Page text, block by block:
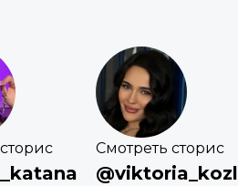
Смотреть сторис